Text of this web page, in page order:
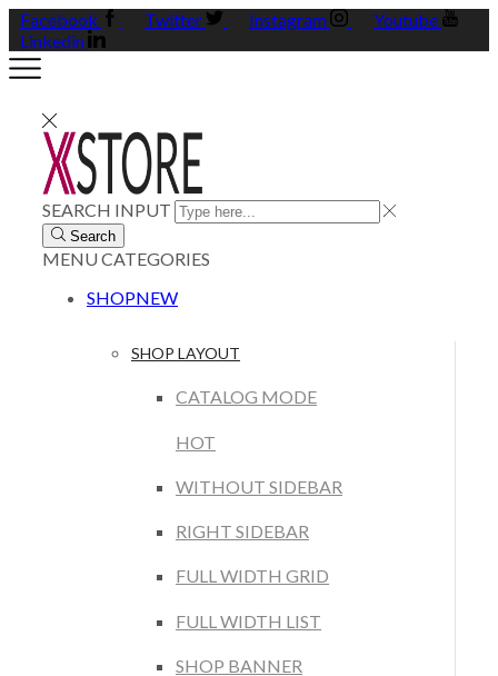
Facebook Twitter Instagram
Youtube
Linkedin
SEARCH INPUT
Search
MENUCATEGORIES
SHOPNEW
SHOP LAYOUT
CATALOG MODE
HOT
WITHOUT SIDEBAR
RIGHT SIDEBAR
FULL WIDTH GRID
FULL WIDTH LIST
SHOP BANNER